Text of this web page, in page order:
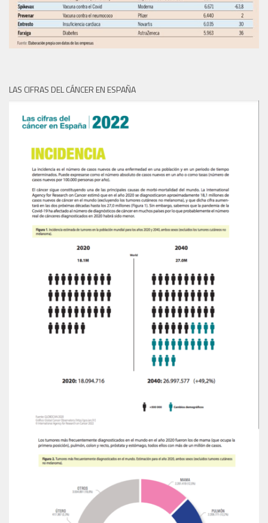
LAS CIFRAS DEL CÁNCER EN ESPAÑA